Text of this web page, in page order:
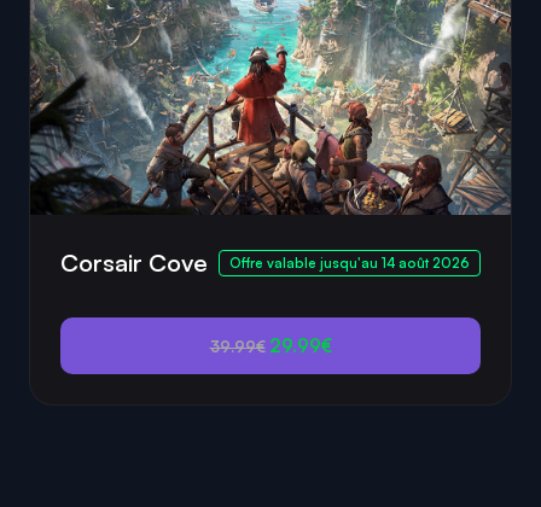
Corsair Cove Offre valable jusqu'au 14 août 2026
39.99€ 29.99€